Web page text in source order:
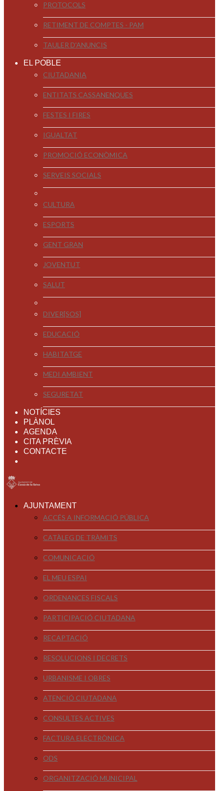
PROTOCOLS
RETIMENT DE COMPTES - PAM
TAULER D'ANUNCIS
EL POBLE
CIUTADANIA
ENTITATS CASSANENQUES
FESTES I FIRES
IGUALTAT
PROMOCIÓ ECONÒMICA
SERVEIS SOCIALS
CULTURA
ESPORTS
GENT GRAN
JOVENTUT
SALUT
DIVER[SOS]
EDUCACIÓ
HABITATGE
MEDI AMBIENT
SEGURETAT
NOTÍCIES
PLÀNOL
AGENDA
CITA PRÈVIA
CONTACTE
AJUNTAMENT
ACCÉS A INFORMACIÓ PÚBLICA
CATÀLEG DE TRÀMITS
COMUNICACIÓ
EL MEU ESPAI
ORDENANCES FISCALS
PARTICIPACIÓ CIUTADANA
RECAPTACIÓ
RESOLUCIONS I DECRETS
URBANISME I OBRES
ATENCIÓ CIUTADANA
CONSULTES ACTIVES
FACTURA ELECTRÒNICA
ODS
ORGANITZACIÓ MUNICIPAL